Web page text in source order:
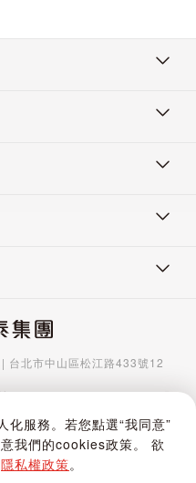
服務。若您點選“我同意”
我們的cookies政策。 欲
隱私權政策。
台北市中山區松江路433號12
：gocs@hotaigo.com.tw| 服
Co.,Ltd | Powered by Hotai